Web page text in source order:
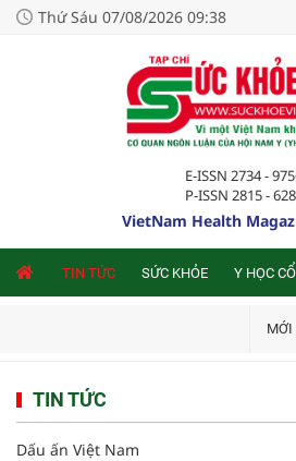
Thứ Sáu 07/08/2026 09:38
E-ISSN 2734 -
P-ISSN 2815 -
VietNam Health
TIN TỨC SỨC KHỎE Y HỌC
MỚI
TIN TỨC
Dấu ấn Việt Nam